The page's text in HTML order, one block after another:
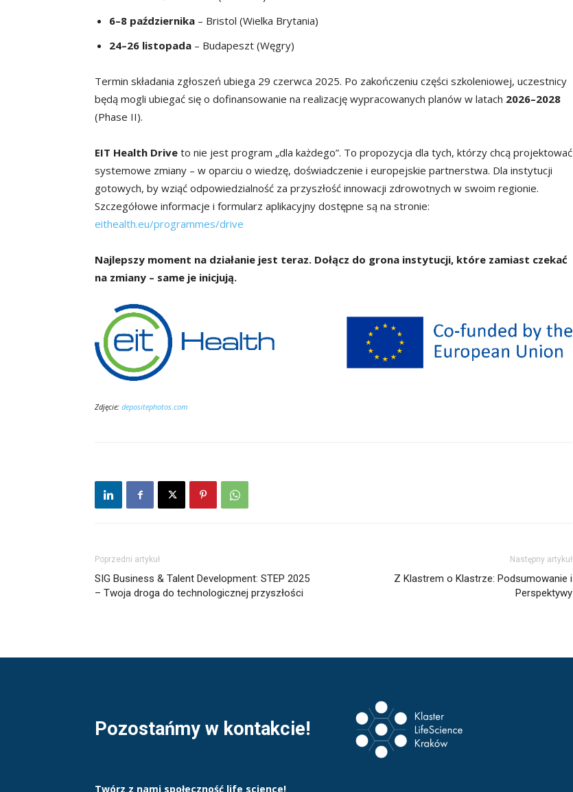
6–8 października – Bristol (Wielka Brytania)
24–26 listopada – Budapeszt (Węgry)
Termin składania zgłoszeń ubiega 29 czerwca 2025. Po zakończeniu części szkoleniowej, uczestnicy
będą mogli ubiegać się o dofinansowanie na realizację wypracowanych planów w latach 2026–2028
(Phase II).
EIT Health Drive to nie jest program „dla każdego”. To propozycja dla tych, którzy chcą projektować
systemowe zmiany – w oparciu o wiedzę, doświadczenie i europejskie partnerstwa. Dla instytucji
gotowych, by wziąć odpowiedzialność za przyszłość innowacji zdrowotnych w swoim regionie.
Szczegółowe informacje i formularz aplikacyjny dostępne są na stronie:
eithealth.eu/programmes/drive
Najlepszy moment na działanie jest teraz. Dołącz do grona instytucji, które zamiast czekać
na zmiany – same je inicjują.
Zdjęcie: depositephotos.com
Poprzedni artykuł
SIG Business & Talent Development: STEP 2025
– Twoja droga do technologicznej przyszłości
Następny artykuł
Z Klastrem o Klastrze: Podsumowanie i
Perspektywy
Pozostańmy w kontakcie!
Twórz z nami społeczność life science!